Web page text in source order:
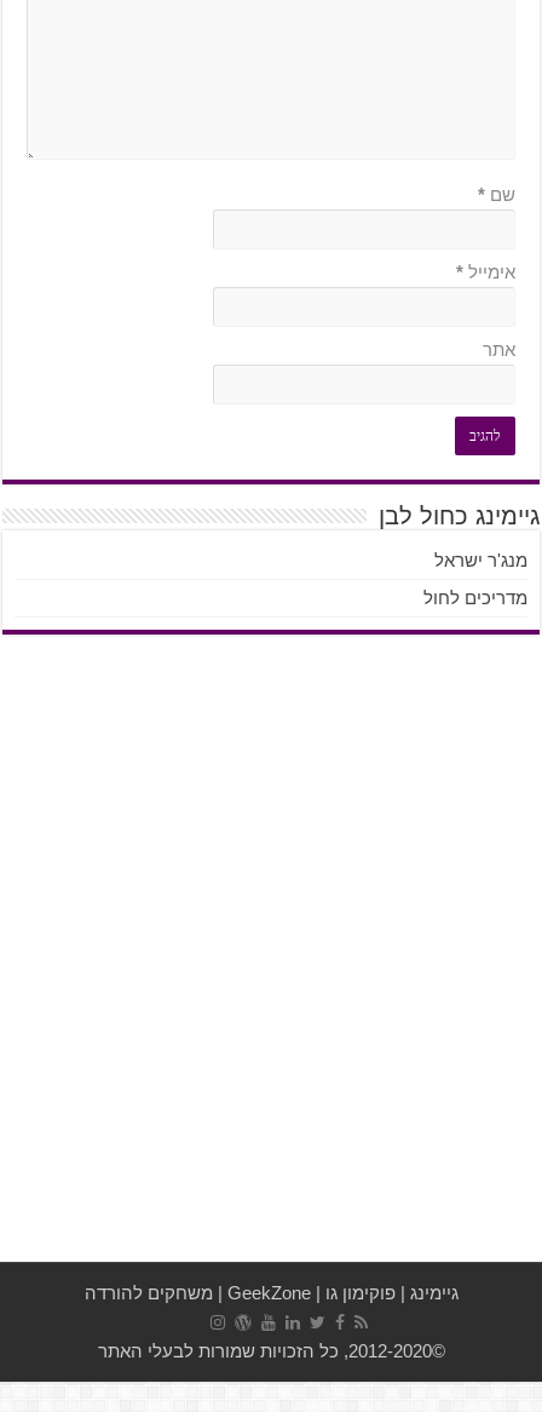
שם *
אימייל *
אתר
גיימינג כחול לבן
מנג'ר ישראל
מדריכים לחול
גיימינג| פוקימון גו|
GeekZone
| משחקים להורדה
©2012-2020, כל הזכויות שמורות לבעלי האתר